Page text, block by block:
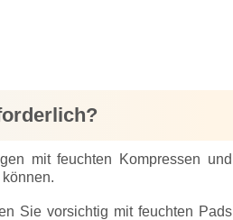
mit feuchten Kompressen und
Sie vorsichtig mit feuchten Pads